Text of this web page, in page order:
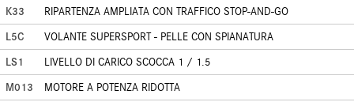
K33
RIPARTENZA AMPLIATA CON TRAFFICO STOP-AND-GO
L5C
VOLANTE SUPERSPORT - PELLE CON SPIANATURA
LS1
LIVELLO DI CARICO SCOCCA 1 / 1.5
M013
MOTORE A POTENZA RIDOTTA